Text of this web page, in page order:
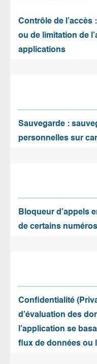
Contrôle de l’accès
ou de limitation de
applications
Sauvegarde :
personnelles sur
Bloqueur d’appels
de certains
Confidentialité
d’évaluation des
l’application se
flux de données ou